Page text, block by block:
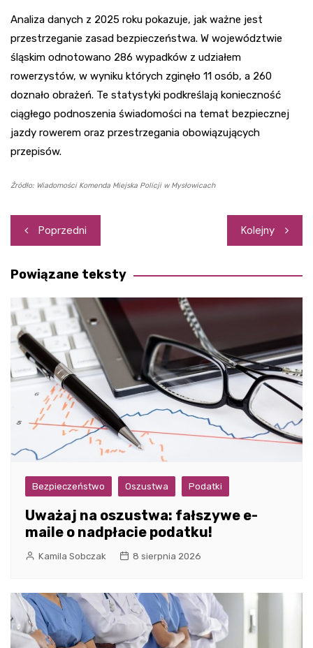
Analiza danych z 2025 roku pokazuje, jak ważne jest
przestrzeganie zasad bezpieczeństwa. W województwie
śląskim odnotowano 286 wypadków z udziałem
rowerzystów, w wyniku których zginęło 11 osób, a 260
doznało obrażeń. Te statystyki podkreślają konieczność
ciągłego podnoszenia świadomości na temat bezpiecznej
jazdy rowerem oraz przestrzegania obowiązujących
przepisów.
Źródło: Wiadomości Komenda Miejska Policji w Mysłowicach
Nawigacja
wpisu
Poprzedni Kolejny
Powiązane teksty
Bezpieczeństwo Oszustwa Podatki
Uważaj na oszustwa: fałszywe e-
maile o nadpłacie podatku!
Kamila Sobczak 8 sierpnia 2026